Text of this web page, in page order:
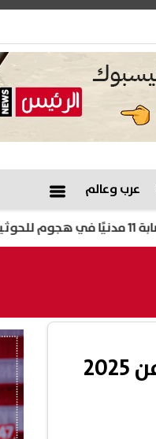
عرب وعالم
عبر موقع وزارة الداخلية.. موعد تقديم معهد معاوني الأمن 2025